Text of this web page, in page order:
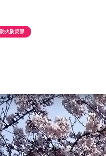
防火防災部